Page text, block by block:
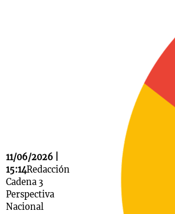
11/06/2026 |
15:14Redacción
Cadena 3
Perspectiva
Nacional
Mundial 2026